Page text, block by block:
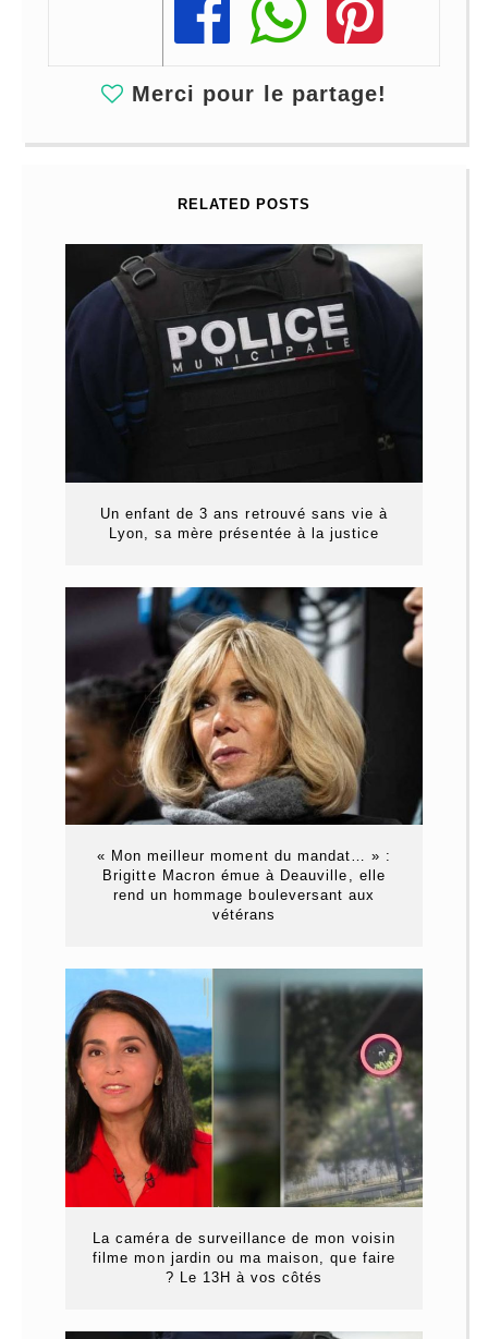
Share
Share
Share
Merci pour le partage!
RELATED POSTS
Un enfant de 3 ans retrouvé sans vie à
Lyon, sa mère présentée à la justice
« Mon meilleur moment du mandat… » :
Brigitte Macron émue à Deauville, elle
rend un hommage bouleversant aux
vétérans
La caméra de surveillance de mon voisin
filme mon jardin ou ma maison, que faire
? Le 13H à vos côtés